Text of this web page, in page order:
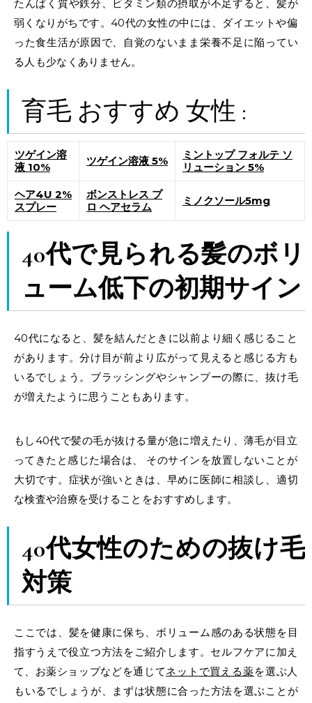
たんぱく質や鉄分、ビタミン類の摂取が不足すると、髪が
弱くなりがちです。40代の女性の中には、ダイエットや偏
った食生活が原因で、自覚のないまま栄養不足に陥ってい
る人も少なくありません。
育毛 おすすめ 女性 :
ツゲイン溶
液 10%
ツゲイン溶液 5%
ミントップ フォルテ ソ
リューション 5%
ヘア4U 2%
スプレー
ボンストレス プ
ロ ヘアセラム
ミノクソール5mg
40代で見られる髪のボリ
ューム低下の初期サイン
40代になると、髪を結んだときに以前より細く感じること
があります。分け目が前より広がって見えると感じる方も
いるでしょう。ブラッシングやシャンプーの際に、抜け毛
が増えたように思うこともあります。
もし40代で髪の毛が抜ける量が急に増えたり、薄毛が目立
ってきたと感じた場合は、 そのサインを放置しないことが
大切です。症状が強いときは、早めに医師に相談し、適切
な検査や治療を受けることをおすすめします。
40代女性のための抜け毛
対策
ここでは、髪を健康に保ち、ボリューム感のある状態を目
指すうえで役立つ方法をご紹介します。 セルフケアに加え
て、 お薬ショップなどを通じてネットで買える薬を選ぶ人
もいるでしょうが、まずは状態に合った方法を選ぶことが